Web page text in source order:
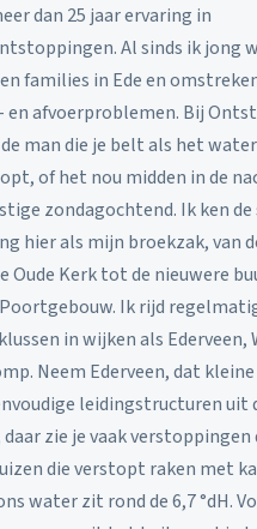
dan 25 jaar ervaring in
Al sinds ik jong
families in Ede en
en afvoerproblemen. Bij
man die je belt als het
of het nou midden in de
zondagochtend. Ik ken
hier als mijn broekzak, van
Oude Kerk tot de nieuwere
Ik rijd
in wijken als Ederveen,
Neem Ederveen, dat
leidingstructuren uit
daar zie je vaak verstoppingen
die verstopt raken met
water zit rond de 6,7 °dH.